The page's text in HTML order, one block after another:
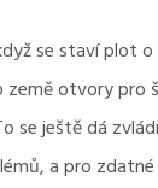
se staví plot
otvory pro
se ještě dá
a pro